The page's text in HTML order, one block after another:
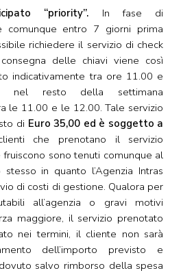
“priority”. In fase di
comunque entro 7 giorni prima
richiedere il servizio di check
delle chiavi viene così
indicativamente tra ore 11.00 e
resto della settimana
le 11.00 e le 12.00. Tale servizio
di Euro 35,00 ed è soggetto a
che prenotano il servizio
fruiscono sono tenuti comunque al
in quanto l’Agenzia Intras
di costi di gestione. Qualora per
all’agenzia o gravi motivi
maggiore, il servizio prenotato
nei termini, il cliente non sarà
dell’importo previsto e
salvo rimborso della spesa